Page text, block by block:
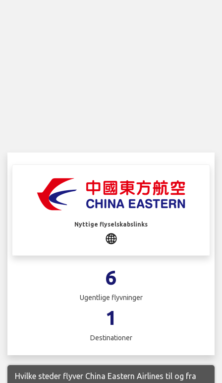
Nyttige flyselskabslinks
6
Ugentlige flyvninger
1
Destinationer
Hvilke steder flyver China Eastern Airlines til og fra